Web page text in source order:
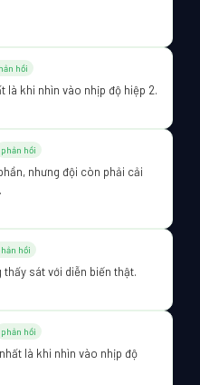
hồi
là khi nhìn vào nhịp độ hiệp 2.
phản hồi
nhưng đội còn phải cải
hồi
thấy sát với diễn biến thật.
phản hồi
là khi nhìn vào nhịp độ